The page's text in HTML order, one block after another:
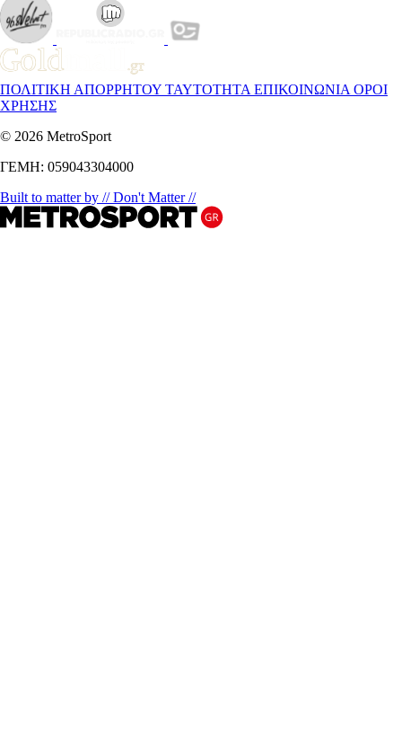
ΠΟΛΙΤΙΚΗ ΑΠΟΡΡΗΤΟΥ ΤΑΥΤΟΤΗΤΑ ΕΠΙΚΟΙΝΩΝΙΑ ΟΡΟΙ
ΧΡΗΣΗΣ
© 2026 MetroSport
ΓΕΜΗ: 059043304000
Built to matter by // Don't Matter //